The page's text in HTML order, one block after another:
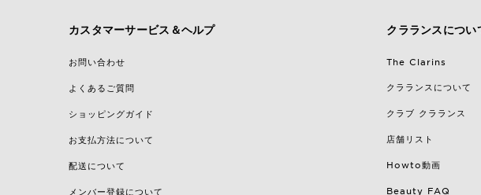
カスタマーサービス＆ヘルプ
お問い合わせ
よくあるご質問
ショッピングガイド
お支払方法について
配送について
メンバー登録について
クラランスについ
The Clarins
クラランスについて
クラブ クラランス
店舗リスト
Howto動画
Beauty FAQ